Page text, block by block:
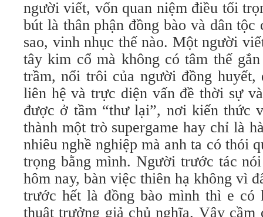
người viết, vốn quan niệm điều tối
bút là thân phận đồng bào và dân tộc
sao, vinh nhục thế nào. Một người
tây kim cổ mà không có tâm thế
trầm, nổi trôi của người đồng huyết,
liên hệ và trực diện vấn đề thời sự
được ở tầm “thư lại”, nơi kiến thức
thành một trò supergame hay chỉ là
nhiêu nghề nghiệp mà anh ta có thói
trọng bằng mình. Người trước tác
hôm nay, bàn việc thiên hạ không vì
trước hết là đồng bào mình thì e có
thuật trưởng giả chủ nghĩa. Vậy cầm